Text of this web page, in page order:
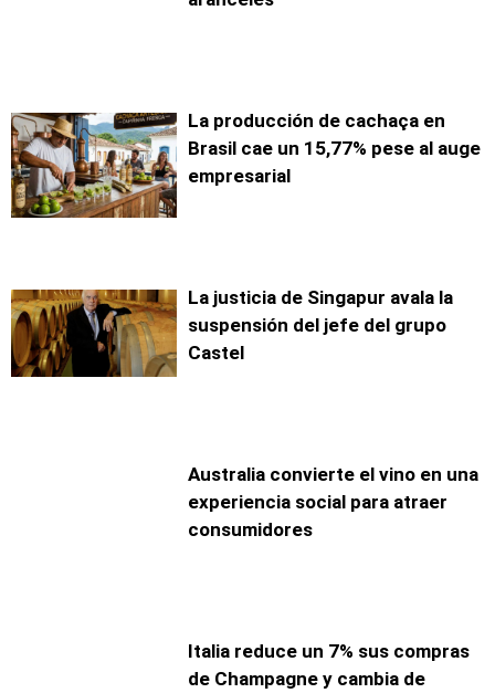
La producción de cachaça en
Brasil cae un 15,77% pese al auge
empresarial
La justicia de Singapur avala la
suspensión del jefe del grupo
Castel
Australia convierte el vino en una
experiencia social para atraer
consumidores
Italia reduce un 7% sus compras
de Champagne y cambia de